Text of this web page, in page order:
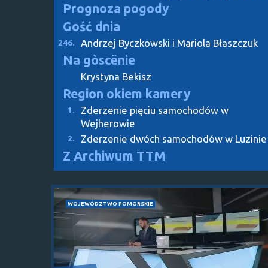
Prognoza pogody
Gość dnia
246. Andrzej Byczkowski i Mariola Błaszczuk
Na gòscënie
Krystyna Bekisz
Region okiem kamery
1.
Zderzenie pięciu samochodów w
Wejherowie
2. Zderzenie dwóch samochodów w Luzinie
Z Archiwum TTM
WOJEWÓDZTWO POMORSKIE